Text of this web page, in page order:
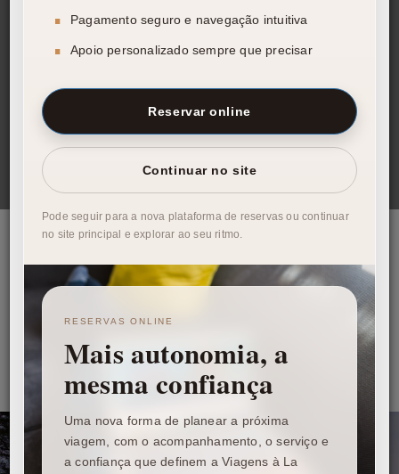
€ 5000
PESQUISAR
DESTAQUES
Pagamento seguro e navegação intuitiva
Apoio personalizado sempre que precisar
Reservar online
Continuar no site
Pode seguir para a nova plataforma de reservas ou continuar
no site principal e explorar ao seu ritmo.
RESERVAS ONLINE
Mais autonomia, a
mesma confiança
Uma nova forma de planear a próxima
viagem, com o acompanhamento, o serviço e
a confiança que definem a Viagens à La